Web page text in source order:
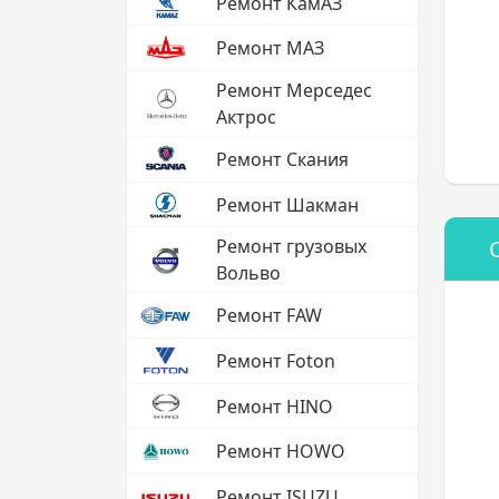
Ремонт МАЗ
Ремонт Мерседес
Актрос
Ремонт Скания
Ремонт Шакман
Ремонт грузовых
Вольво
Ремонт FAW
Ремонт Foton
Ремонт HINO
Ремонт HOWO